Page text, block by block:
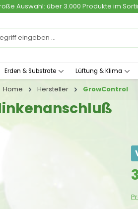
Auswahl: über 3.000 Produkte im
Erden & Substrate Lüftung & Klima
Home Hersteller GrowControl